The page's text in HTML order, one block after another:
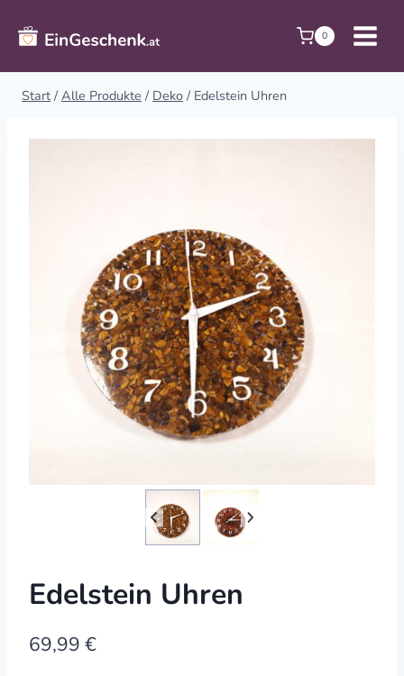
Inhalt
springen
0
Start / Alle Produkte / Deko / Edelstein Uhren
Edelstein Uhren
69,99 €